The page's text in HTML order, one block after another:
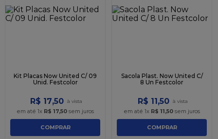
Kit Placas Now United C/ 09
Unid. Festcolor
R$ 17,50
em até 1x R$ 17,50 sem juros
COMPRAR
Sacola Plast. Now United C/
8 Un Festcolor
R$ 11,50
em até 1x R$ 11,50 sem juros
COMPRAR